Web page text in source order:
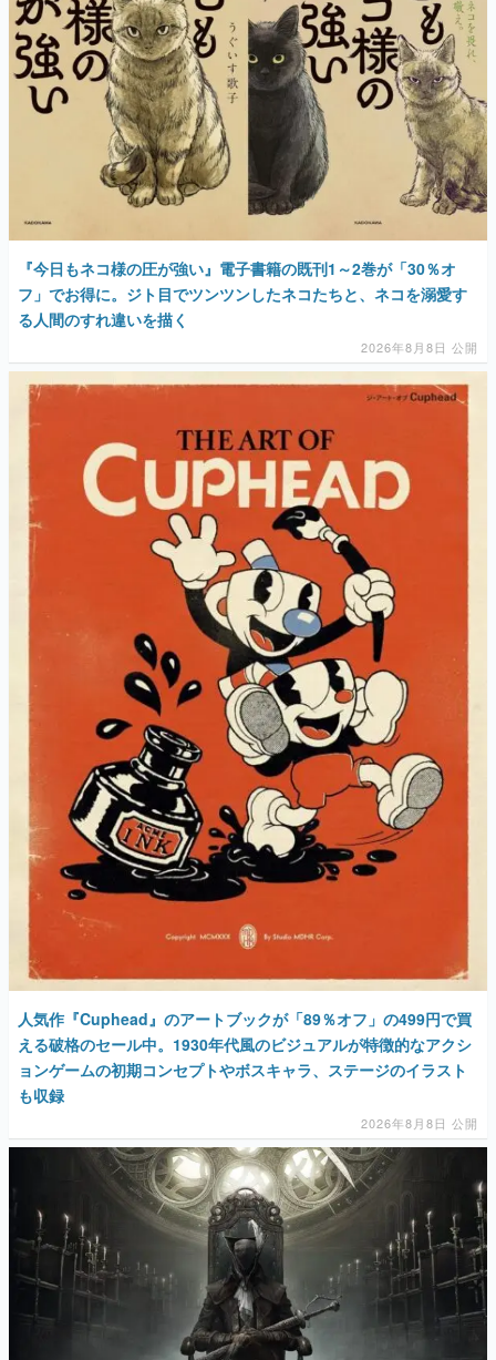
若ゲのいたり〜ゲームクリエイターの青春〜
『うつヌケ』『ペンと箸』等で知られるマンガ家・田中圭
一先生によるゲーム業界レポートマンガです。
なんでゲームは面白い？
ゲーム開発者・hamatsu氏がゲームの魅力を画面や操作の
具体的な形から解き明かしていく、硬派で骨太な評論連載
です。
ゲームが変えた日本語
「経験値」「裏技」「ラスボス」… ゲームにまつわる言葉
の起源や用法の変遷を、コンピューター文化史研究家・タ
イニーP氏が徹底調査。
カテゴリ
マンガ
女性向け
アプリレビュー
その他
電ファミニコゲーマーとは？
『今日もネコ様の圧が強い』電子書籍の既刊1～2巻が「30％オ
フ」でお得に。ジト目でツンツンしたネコたちと、ネコを溺愛す
る人間のすれ違いを描く
2026年8月8日 公開
人気作『Cuphead』のアートブックが「89％オフ」の499円で買
える破格のセール中。1930年代風のビジュアルが特徴的なアクシ
ョンゲームの初期コンセプトやボスキャラ、ステージのイラスト
も収録
2026年8月8日 公開